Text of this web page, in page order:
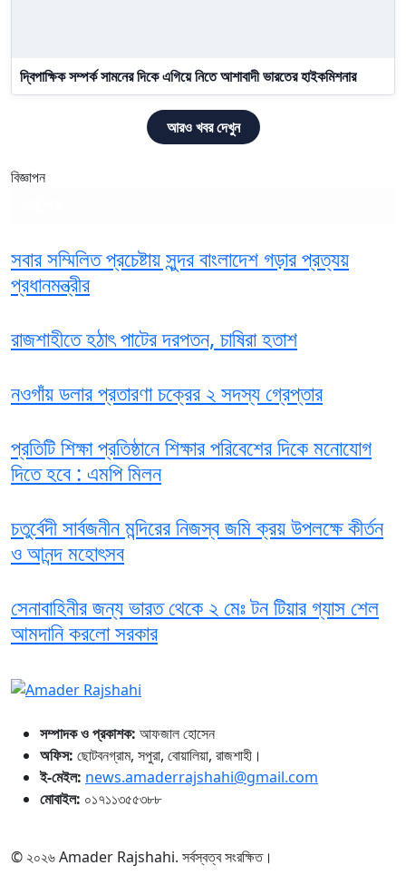
দ্বিপাক্ষিক সম্পর্ক সামনের দিকে এগিয়ে নিতে আশাবাদী ভারতের হাইকমিশনার
আরও খবর দেখুন
বিজ্ঞাপন
সবার সম্মিলিত প্রচেষ্টায় সুন্দর বাংলাদেশ গড়ার প্রত্যয়
প্রধানমন্ত্রীর
রাজশাহীতে হঠাৎ পাটের দরপতন, চাষিরা হতাশ
নওগাঁয় ডলার প্রতারণা চক্রের ২ সদস্য গ্রেপ্তার
প্রতিটি শিক্ষা প্রতিষ্ঠানে শিক্ষার পরিবেশের দিকে মনোযোগ
দিতে হবে : এমপি মিলন
চতুর্বেদী সার্বজনীন মন্দিরের নিজস্ব জমি ক্রয় উপলক্ষে কীর্তন
ও আনন্দ মহোৎসব
সেনাবাহিনীর জন্য ভারত থেকে ২ মেঃ টন টিয়ার গ্যাস শেল
আমদানি করলো সরকার
সম্পাদক ও প্রকাশক: আফজাল হোসেন
অফিস: ছোটবনগ্রাম, সপুরা, বোয়ালিয়া, রাজশাহী।
ই-মেইল: news.amaderrajshahi@gmail.com
মোবাইল: ০১৭১১৩৫৫৩৮৮
© ২০২৬ Amader Rajshahi. সর্বস্বত্ব সংরক্ষিত।